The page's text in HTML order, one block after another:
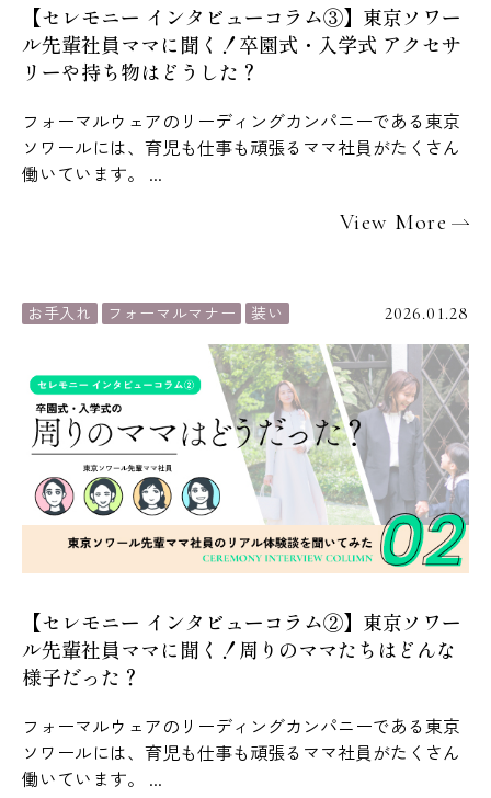
【セレモニー インタビューコラム③】東京ソワー
ル先輩社員ママに聞く！卒園式・入学式 アクセサ
リーや持ち物はどうした？
フォーマルウェアのリーディングカンパニーである東京
ソワールには、育児も仕事も頑張るママ社員がたくさん
働いています。 ...
View More
お手入れ フォーマルマナー 装い 2026.01.28
【セレモニー インタビューコラム②】東京ソワー
ル先輩社員ママに聞く！周りのママたちはどんな
様子だった？
フォーマルウェアのリーディングカンパニーである東京
ソワールには、育児も仕事も頑張るママ社員がたくさん
働いています。 ...